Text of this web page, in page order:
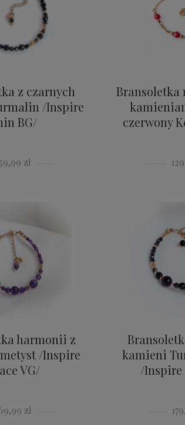
z czarnych
/Inspire
BG/
zł
Bransoletka
czerwony
harmonii z
/Inspire
VG/
zł
kamieni
/Inspire